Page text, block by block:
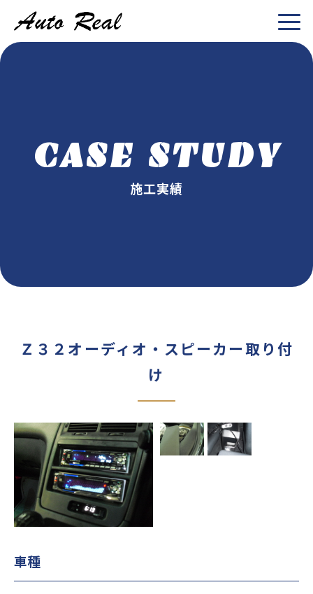
CASE STUDY
施工実績
Ｚ３２オーディオ・スピーカー取り付
け
車種